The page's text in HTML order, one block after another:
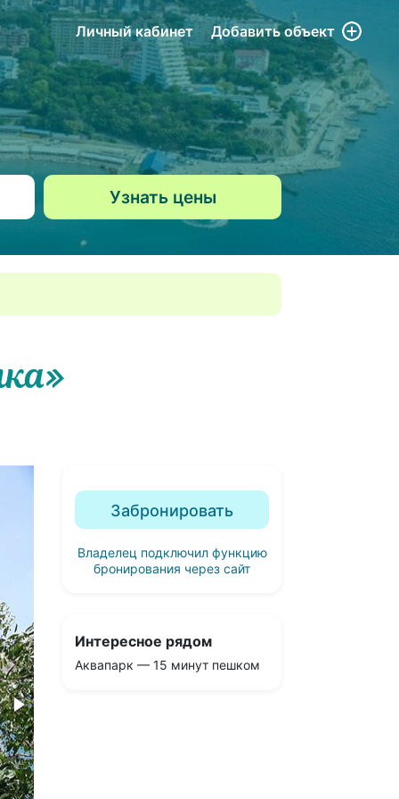
Личный кабинет Добавить объект
Забронировать
Владелец подключил функцию
бронирования через сайт
Интересное рядом
Аквапарк — 15 минут пешком